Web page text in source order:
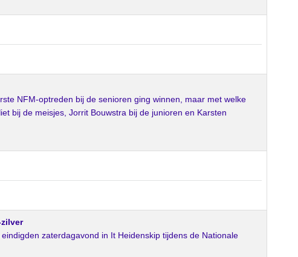
NFM-optreden bij de senioren ging winnen, maar met welke
bij de meisjes, Jorrit Bouwstra bij de junioren en Karsten
zaterdagavond in It Heidenskip tijdens de Nationale